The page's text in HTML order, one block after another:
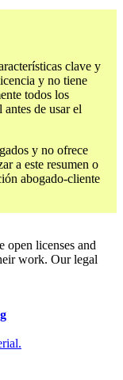
clave y
y no tiene
todos los
de usar el
y no ofrece
a este resumen o
abogado-cliente
open licenses and
work. Our legal